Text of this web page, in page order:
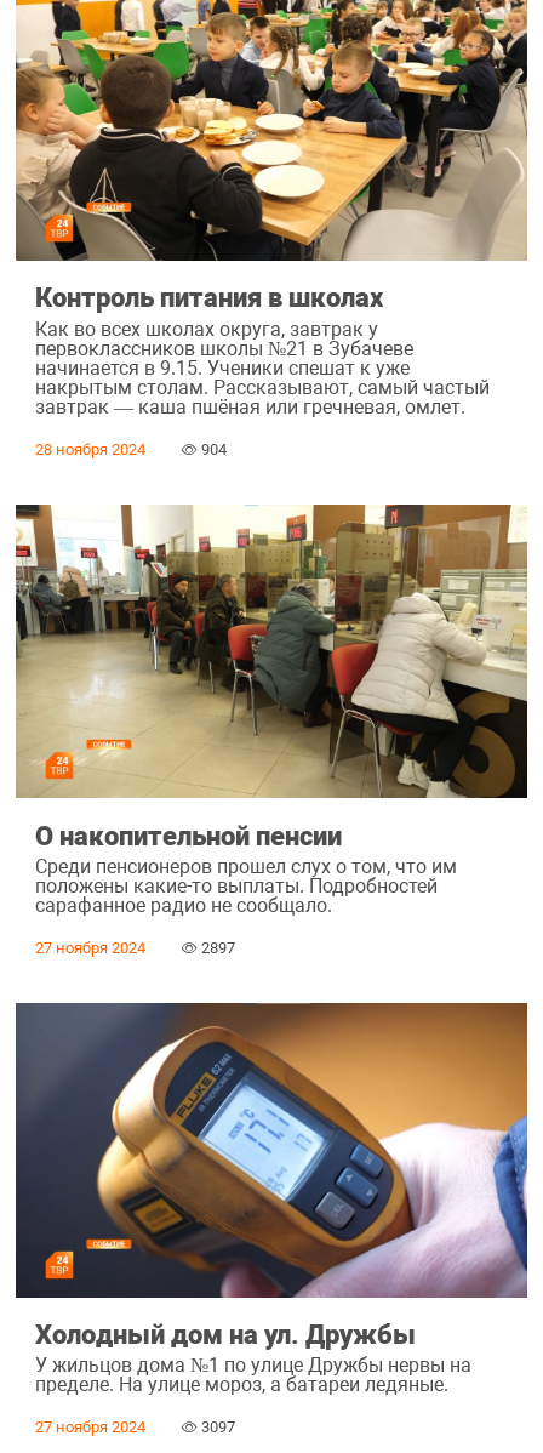
Контроль питания в школах
Как во всех школах округа, завтрак у
первоклассников школы №21 в Зубачеве
начинается в 9.15. Ученики спешат к уже
накрытым столам. Рассказывают, самый частый
завтрак — каша пшёная или гречневая, омлет.
28 ноября 2024 904
О накопительной пенсии
Среди пенсионеров прошел слух о том, что им
положены какие-то выплаты. Подробностей
сарафанное радио не сообщало.
27 ноября 2024 2897
Холодный дом на ул. Дружбы
У жильцов дома №1 по улице Дружбы нервы на
пределе. На улице мороз, а батареи ледяные.
27 ноября 2024 3097